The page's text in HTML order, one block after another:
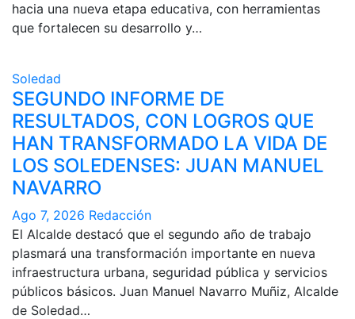
hacia una nueva etapa educativa, con herramientas
que fortalecen su desarrollo y…
Soledad
SEGUNDO INFORME DE
RESULTADOS, CON LOGROS QUE
HAN TRANSFORMADO LA VIDA DE
LOS SOLEDENSES: JUAN MANUEL
NAVARRO
Ago 7, 2026 Redacción
El Alcalde destacó que el segundo año de trabajo
plasmará una transformación importante en nueva
infraestructura urbana, seguridad pública y servicios
públicos básicos. Juan Manuel Navarro Muñiz, Alcalde
de Soledad…